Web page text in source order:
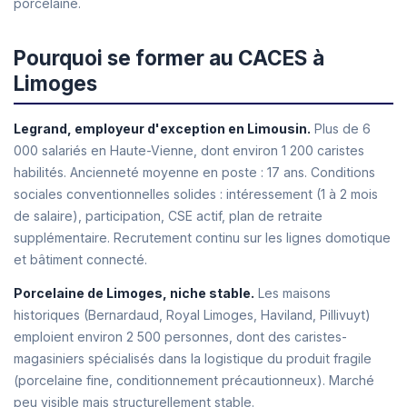
Pourquoi se former au CACES à
Limoges
Legrand, employeur d'exception en Limousin. Plus de 6
000 salariés en Haute-Vienne, dont environ 1 200 caristes
habilités. Ancienneté moyenne en poste : 17 ans. Conditions
sociales conventionnelles solides : intéressement (1 à 2 mois
de salaire), participation, CSE actif, plan de retraite
supplémentaire. Recrutement continu sur les lignes domotique
et bâtiment connecté.
Porcelaine de Limoges, niche stable. Les maisons
historiques (Bernardaud, Royal Limoges, Haviland, Pillivuyt)
emploient environ 2 500 personnes, dont des caristes-
magasiniers spécialisés dans la logistique du produit fragile
(porcelaine fine, conditionnement précautionneux). Marché
peu visible mais structurellement stable.